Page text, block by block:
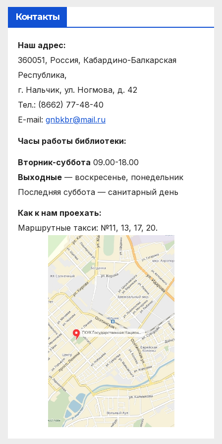
Контакты
Наш адрес:
360051, Россия, Кабардино-Балкарская
Республика,
г. Нальчик, ул. Ногмова, д. 42
Тел.: (8662) 77-48-40
E-mail: gnbkbr@mail.ru
Часы работы библиотеки:
Вторник-суббота 09.00-18.00
Выходные — воскресенье, понедельник
Последняя суббота — санитарный день
Как к нам проехать:
Маршрутные такси: №11, 13, 17, 20.